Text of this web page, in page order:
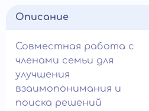
Описание
Совместная работа с
членами семьи для
улучшения
взаимопонимания и
поиска решений